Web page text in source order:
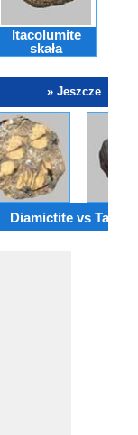
Itacolumite
skała
» Jeszcze
Diamictite vs